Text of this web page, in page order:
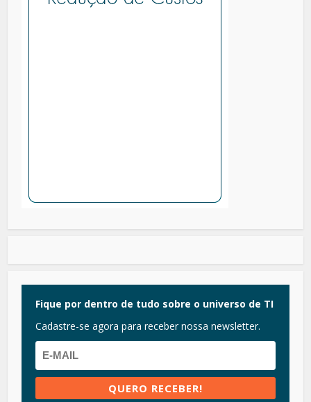
Fique por dentro de tudo sobre o universo de TI
Cadastre-se agora para receber nossa newsletter.